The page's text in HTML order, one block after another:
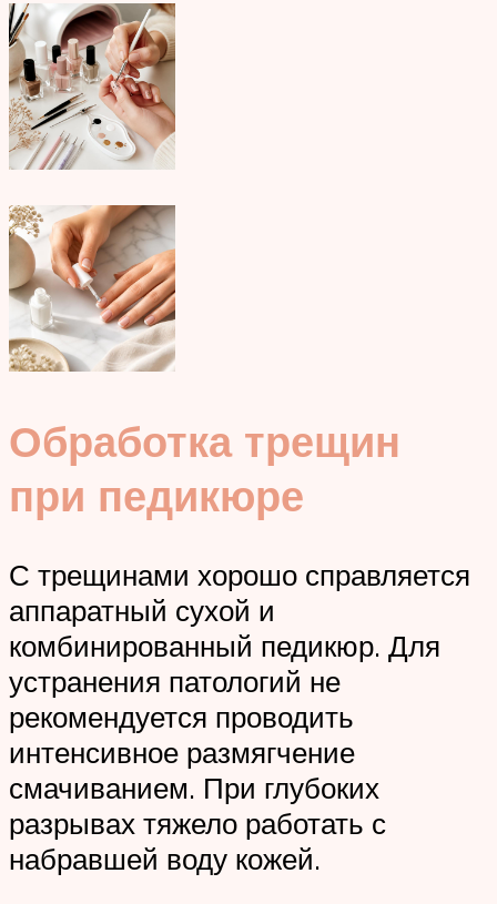
Обработка трещин
при педикюре
С трещинами хорошо справляется
аппаратный сухой и
комбинированный педикюр. Для
устранения патологий не
рекомендуется проводить
интенсивное размягчение
смачиванием. При глубоких
разрывах тяжело работать с
набравшей воду кожей.